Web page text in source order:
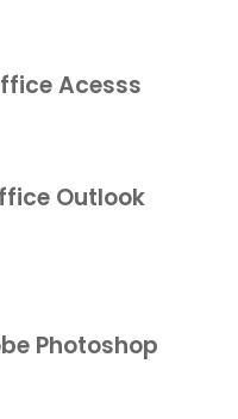
Acesss
Outlook
Photoshop